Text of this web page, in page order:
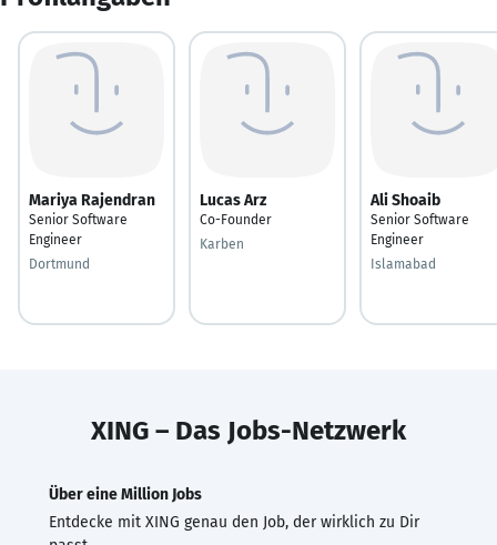
Mariya Rajendran
Senior Software
Engineer
Dortmund
Lucas Arz
Co-Founder
Karben
Ali Shoaib
Senior Software
Engineer
Islamabad
XING – Das Jobs-Netzwerk
Über eine Million Jobs
Entdecke mit XING genau den Job, der wirklich zu Dir